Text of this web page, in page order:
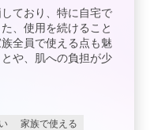
ており、特に自宅で
、使用を続けること
全員で使える点も魅
や、肌への負担が少
家族で使える